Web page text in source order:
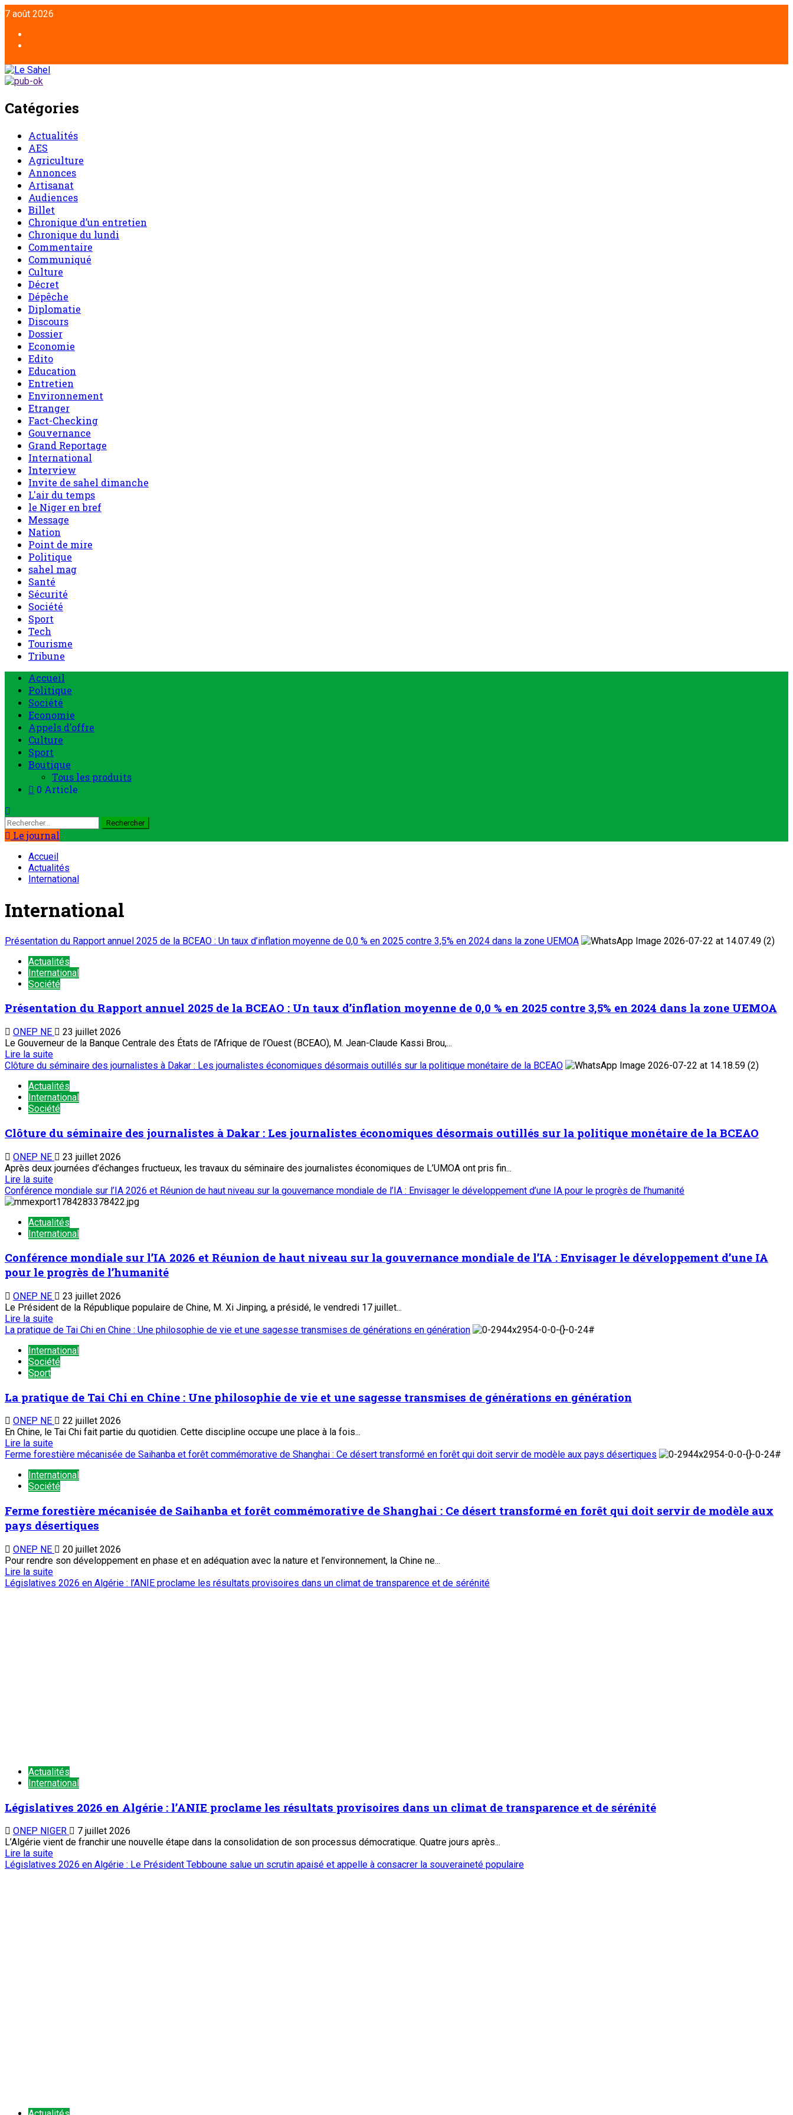
7 août 2026
Catégories
Actualités
AES
Agriculture
Annonces
Artisanat
Audiences
Billet
Chronique d’un entretien
Chronique du lundi
Commentaire
Communiqué
Culture
Décret
Dépêche
Diplomatie
Discours
Dossier
Economie
Edito
Education
Entretien
Environnement
Etranger
Fact-Checking
Gouvernance
Grand Reportage
International
Interview
Invite de sahel dimanche
L'air du temps
le Niger en bref
Message
Nation
Point de mire
Politique
sahel mag
Santé
Sécurité
Société
Sport
Tech
Tourisme
Tribune
Accueil
Politique
Société
Economie
Appels d’offre
Culture
Sport
Boutique
Tous les produits
0 Article
Le journal
Accueil
Actualités
International
International
Présentation du Rapport annuel 2025 de la BCEAO : Un taux d’inflation moyenne de 0,0 % en 2025 contre 3,5% en 2024 dans la zone UEMOA
Actualités
International
Société
Présentation du Rapport annuel 2025 de la BCEAO : Un taux d’inflation moyenne de 0,0 % en 2025 contre 3,5% en 2024 dans la zone UEMOA
ONEP NE
23 juillet 2026
Le Gouverneur de la Banque Centrale des États de l’Afrique de l’Ouest (BCEAO), M. Jean-Claude Kassi Brou,...
Lire la suite
Clôture du séminaire des journalistes à Dakar : Les journalistes économiques désormais outillés sur la politique monétaire de la BCEAO
Actualités
International
Société
Clôture du séminaire des journalistes à Dakar : Les journalistes économiques désormais outillés sur la politique monétaire de la BCEAO
ONEP NE
23 juillet 2026
Après deux journées d’échanges fructueux, les travaux du séminaire des journalistes économiques de L’UMOA ont pris fin...
Lire la suite
Conférence mondiale sur l’IA 2026 et Réunion de haut niveau sur la gouvernance mondiale de l’IA : Envisager le développement d’une IA pour le progrès de l’humanité
Actualités
International
Conférence mondiale sur l’IA 2026 et Réunion de haut niveau sur la gouvernance mondiale de l’IA : Envisager le développement d’une IA
pour le progrès de l’humanité
ONEP NE
23 juillet 2026
Le Président de la République populaire de Chine, M. Xi Jinping, a présidé, le vendredi 17 juillet...
Lire la suite
La pratique de Tai Chi en Chine : Une philosophie de vie et une sagesse transmises de générations en génération
International
Société
Sport
La pratique de Tai Chi en Chine : Une philosophie de vie et une sagesse transmises de générations en génération
ONEP NE
22 juillet 2026
En Chine, le Tai Chi fait partie du quotidien. Cette discipline occupe une place à la fois...
Lire la suite
Ferme forestière mécanisée de Saihanba et forêt commémorative de Shanghai : Ce désert transformé en forêt qui doit servir de modèle aux pays désertiques
International
Société
Ferme forestière mécanisée de Saihanba et forêt commémorative de Shanghai : Ce désert transformé en forêt qui doit servir de modèle aux
pays désertiques
ONEP NE
20 juillet 2026
Pour rendre son développement en phase et en adéquation avec la nature et l’environnement, la Chine ne...
Lire la suite
Législatives 2026 en Algérie : l’ANIE proclame les résultats provisoires dans un climat de transparence et de sérénité
Actualités
International
Législatives 2026 en Algérie : l’ANIE proclame les résultats provisoires dans un climat de transparence et de sérénité
ONEP NIGER
7 juillet 2026
L’Algérie vient de franchir une nouvelle étape dans la consolidation de son processus démocratique. Quatre jours après...
Lire la suite
Législatives 2026 en Algérie : Le Président Tebboune salue un scrutin apaisé et appelle à consacrer la souveraineté populaire